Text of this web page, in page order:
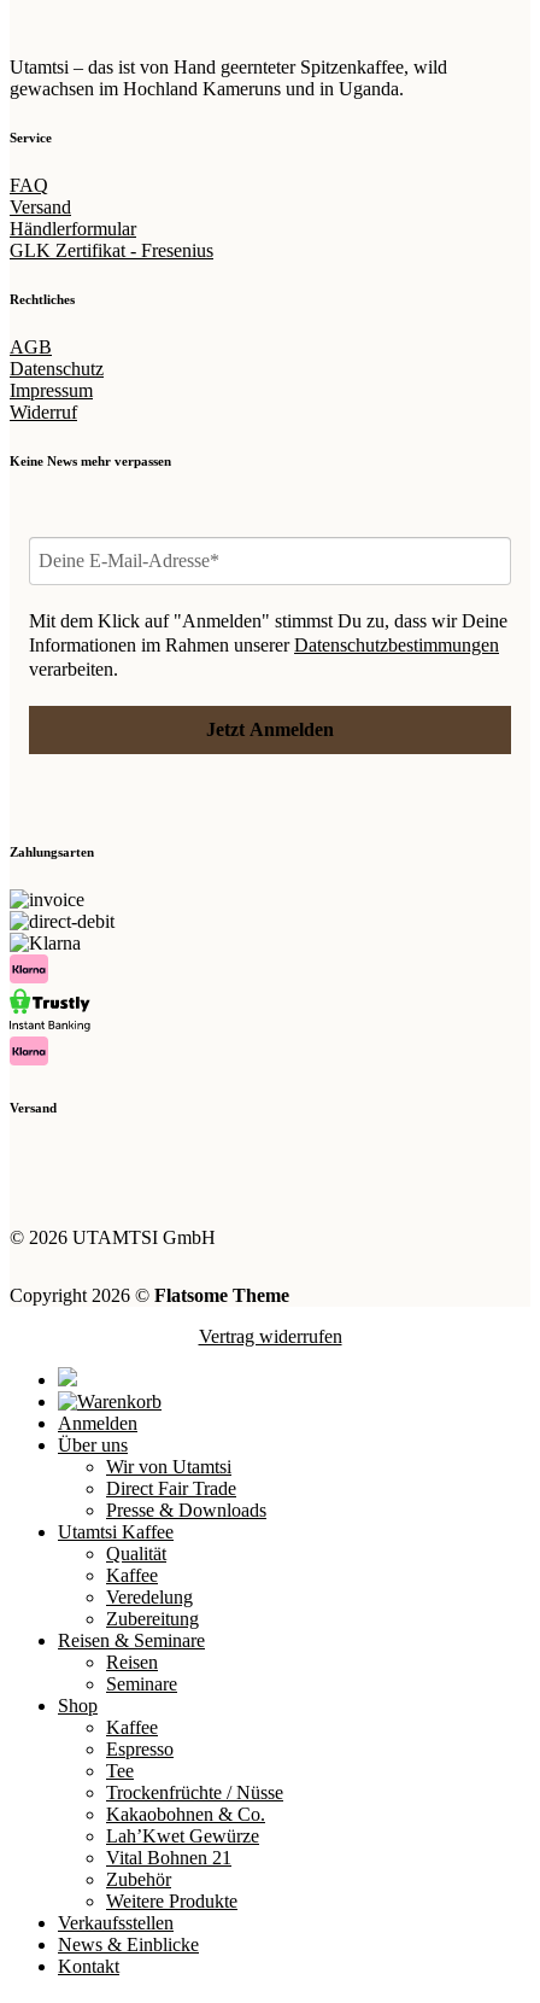
Utamtsi – das ist von Hand geernteter Spitzenkaffee, wild
gewachsen im Hochland Kameruns und in Uganda.
Service
FAQ
Versand
Händlerformular
GLK Zertifikat - Fresenius
Rechtliches
AGB
Datenschutz
Impressum
Widerruf
Keine News mehr verpassen
Mit dem Klick auf "Anmelden" stimmst Du zu, dass wir Deine
Informationen im Rahmen unsererDatenschutzbestimmungen
verarbeiten.
Jetzt Anmelden
Zahlungsarten
Versand
© 2026 UTAMTSI GmbH
Copyright 2026 © Flatsome Theme
Vertrag widerrufen
Anmelden
Über uns
Wir von Utamtsi
Direct Fair Trade
Presse & Downloads
Utamtsi Kaffee
Qualität
Kaffee
Veredelung
Zubereitung
Reisen & Seminare
Reisen
Seminare
Shop
Kaffee
Espresso
Tee
Trockenfrüchte / Nüsse
Kakaobohnen & Co.
Lah’Kwet Gewürze
Vital Bohnen 21
Zubehör
Weitere Produkte
Verkaufsstellen
News & Einblicke
Kontakt